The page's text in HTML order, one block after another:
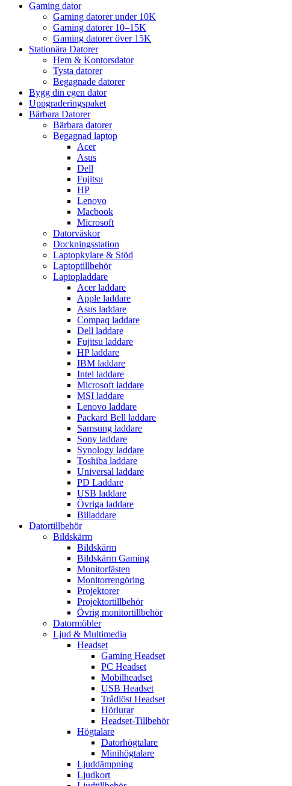
Gaming dator
Gaming datorer under 10K
Gaming datorer 10–15K
Gaming datorer över 15K
Stationära Datorer
Hem & Kontorsdator
Tysta datorer
Begagnade datorer
Bygg din egen dator
Uppgraderingspaket
Bärbara Datorer
Bärbara datorer
Begagnad laptop
Acer
Asus
Dell
Fujitsu
HP
Lenovo
Macbook
Microsoft
Datorväskor
Dockningsstation
Laptopkylare & Stöd
Laptoptillbehör
Laptopladdare
Acer laddare
Apple laddare
Asus laddare
Compaq laddare
Dell laddare
Fujitsu laddare
HP laddare
IBM laddare
Intel laddare
Microsoft laddare
MSI laddare
Lenovo laddare
Packard Bell laddare
Samsung laddare
Sony laddare
Synology laddare
Toshiba laddare
Universal laddare
PD Laddare
USB laddare
Övriga laddare
Billaddare
Datortillbehör
Bildskärm
Bildskärm
Bildskärm Gaming
Monitorfästen
Monitorrengöring
Projektorer
Projektortillbehör
Övrig monitortillbehör
Datormöbler
Ljud & Multimedia
Headset
Gaming Headset
PC Headset
Mobilheadset
USB Headset
Trådlöst Headset
Hörlurar
Headset-Tillbehör
Högtalare
Datorhögtalare
Minihögtalare
Ljuddämpning
Ljudkort